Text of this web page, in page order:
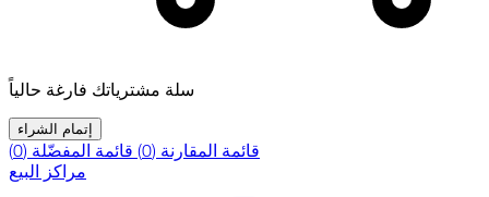
سلة مشترياتك فارغة حالياً
إتمام الشراء
قائمة المقارنة (0)
قائمة المفضّلة (0)
مراكز البيع